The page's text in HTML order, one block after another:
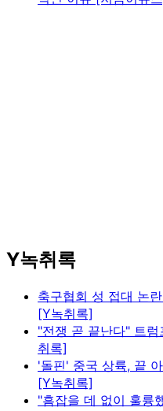
Y녹취록
축구협회 성 접대 논
[Y녹취록]
"전쟁 곧 끝난다" 트
취록]
'돌핀' 중국 상륙, 끝
[Y녹취록]
"흠잡을 데 없이 훌륭